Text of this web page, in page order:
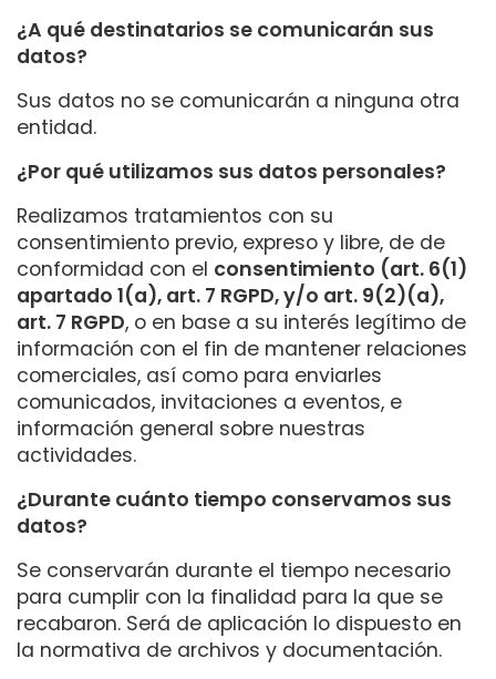
¿A qué destinatarios se comunicarán sus
datos?
Sus datos no se comunicarán a ninguna otra
entidad.
¿Por qué utilizamos sus datos personales?
Realizamos tratamientos con su
consentimiento previo, expreso y libre, de de
conformidad con el consentimiento (art. 6(1)
apartado 1(a), art. 7 RGPD, y/o art. 9(2)(a),
art. 7 RGPD, o en base a su interés legítimo de
información con el fin de mantener relaciones
comerciales, así como para enviarles
comunicados, invitaciones a eventos, e
información general sobre nuestras
actividades.
¿Durante cuánto tiempo conservamos sus
datos?
Se conservarán durante el tiempo necesario
para cumplir con la finalidad para la que se
recabaron. Será de aplicación lo dispuesto en
la normativa de archivos y documentación.